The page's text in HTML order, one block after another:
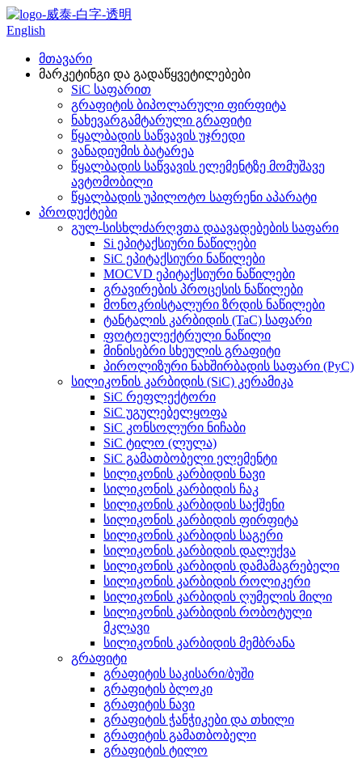
English
მთავარი
მარკეტინგი და გადაწყვეტილებები
SiC საფარით
გრაფიტის ბიპოლარული ფირფიტა
ნახევარგამტარული გრაფიტი
წყალბადის საწვავის უჯრედი
ვანადიუმის ბატარეა
წყალბადის საწვავის ელემენტზე მომუშავე
ავტომობილი
წყალბადის უპილოტო საფრენი აპარატი
პროდუქტები
გულ-სისხლძარღვთა დაავადებების საფარი
Si ეპიტაქსიური ნაწილები
SiC ეპიტაქსიური ნაწილები
MOCVD ეპიტაქსიური ნაწილები
გრავირების პროცესის ნაწილები
მონოკრისტალური ზრდის ნაწილები
ტანტალის კარბიდის (TaC) საფარი
ფოტოელექტრული ნაწილი
მინისებრი სხეულის გრაფიტი
პიროლიზური ნახშირბადის საფარი (PyC)
სილიკონის კარბიდის (SiC) კერამიკა
SiC რეფლექტორი
SiC უგულებელყოფა
SiC კონსოლური ნიჩაბი
SiC ტილო (ლულა)
SiC გამათბობელი ელემენტი
სილიკონის კარბიდის ნავი
სილიკონის კარბიდის ჩაკ
სილიკონის კარბიდის საქშენი
სილიკონის კარბიდის ფირფიტა
სილიკონის კარბიდის საგერი
სილიკონის კარბიდის დალუქვა
სილიკონის კარბიდის დამამაგრებელი
სილიკონის კარბიდის როლიკერი
სილიკონის კარბიდის ღუმელის მილი
სილიკონის კარბიდის რობოტული
მკლავი
სილიკონის კარბიდის მემბრანა
გრაფიტი
გრაფიტის საკისარი/ბუში
გრაფიტის ბლოკი
გრაფიტის ნავი
გრაფიტის ჭანჭიკები და თხილი
გრაფიტის გამათბობელი
გრაფიტის ტილო